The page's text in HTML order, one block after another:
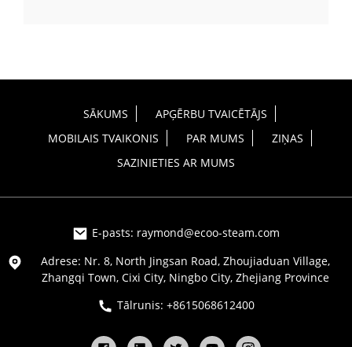
SĀKUMS
APĢĒRBU TVAICĒTĀJS
MOBILAIS TVAIKONIS
PAR MUMS
ZIŅAS
SAZINIETIES AR MUMS
E-pasts: raymond@ecoo-steam.com
Adrese: Nr. 8, North Jingsan Road, Zhoujiaduan Village,
Zhangqi Town, Cixi City, Ningbo City, Zhejiang Province
Tālrunis: +8615068612400